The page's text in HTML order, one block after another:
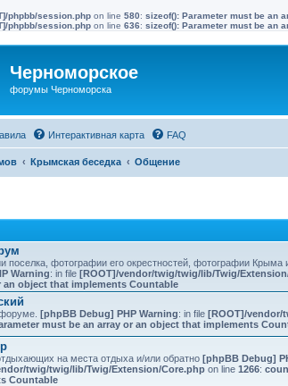
phpbb/session.php on line 580: sizeof(): Parameter must be an
phpbb/session.php on line 636: sizeof(): Parameter must be an
Черноморское
форумы Черноморска
Интерактивная карта FAQ
Крымская беседка Общение
поселка, фотографии его окрестностей, фотографии Крыма
Warning: in file [ROOT]/vendor/twig/twig/lib/Twig/
an object that implements Countable
[phpBB Debug] PHP Warning: in file [ROOT]/vendor/
must be an array or an object that implements
на места отдыха и/или обратно [phpBB Debug]
twig/twig/lib/Twig/Extension/Core.php on line 1266:
Countable